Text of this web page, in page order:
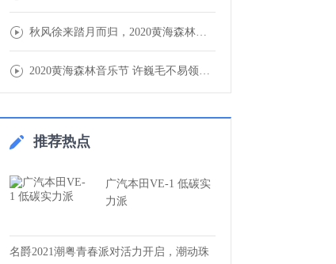
秋风徐来踏月而归，2020黄海森林音乐节圆
2020黄海森林音乐节 许巍毛不易领衔豪华
推荐热点
广汽本田VE-1 低碳实
力派
名爵2021潮粤青春派对活力开启，潮动珠